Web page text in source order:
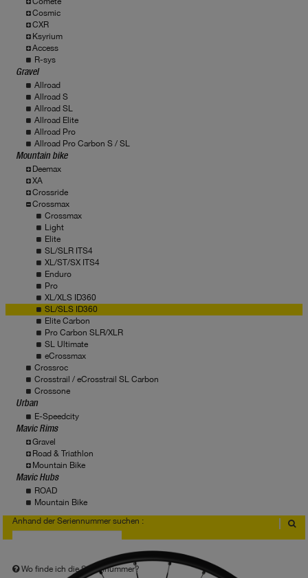
Cosmic
CXR
Ksyrium
Access
R-sys
Gravel
Allroad
Allroad S
Allroad SL
Allroad Elite
Allroad Pro
Allroad Pro Carbon S / SL
Mountain bike
Deemax
XA
Crossride
Crossmax
Crossmax
Light
Elite
SL/SLR ITS4
XL/ST/SX ITS4
Enduro
Pro
XL/XLS ID360
SL/SLS ID360
Elite Carbon
Pro Carbon SLR/XLR
SL Ultimate
eCrossmax
Crossroc
Crosstrail / eCrosstrail SL Carbon
Crossone
Urban
E-Speedcity
Mavic Rims
Gravel
Road & Triathlon
Mountain Bike
Mavic Hubs
ROAD
Mountain Bike
Anhand der Seriennummer suchen :
Wo finde ich die Seriennummer?